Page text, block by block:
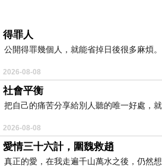
得罪人
公開得罪幾個人，就能省掉日後很多麻煩。
2026-08-08
社會平衡
把自己的痛苦分享給別人聽的唯一好處，
2026-08-08
愛情三十六計，圍魏救趙
真正的愛，在我走遍千山萬水之後，仍然